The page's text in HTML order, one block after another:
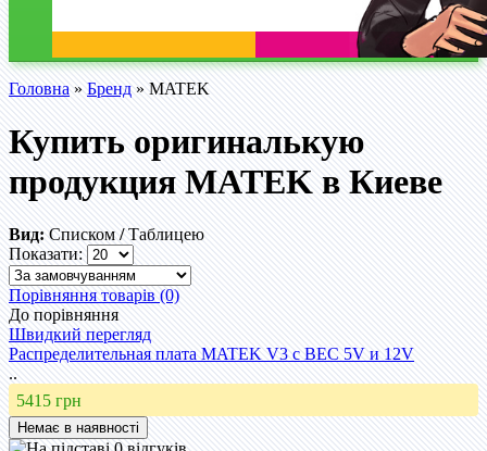
Головна»Бренд» MATEK
Купить оригиналькую
продукция MATEK в Киеве
Вид:Списком/ Таблицею
Показати:
Порівняння товарів (0)
До порівняння
Швидкий перегляд
Распределительная плата MATEK V3 с BEC 5V и 12V
..
5415 грн